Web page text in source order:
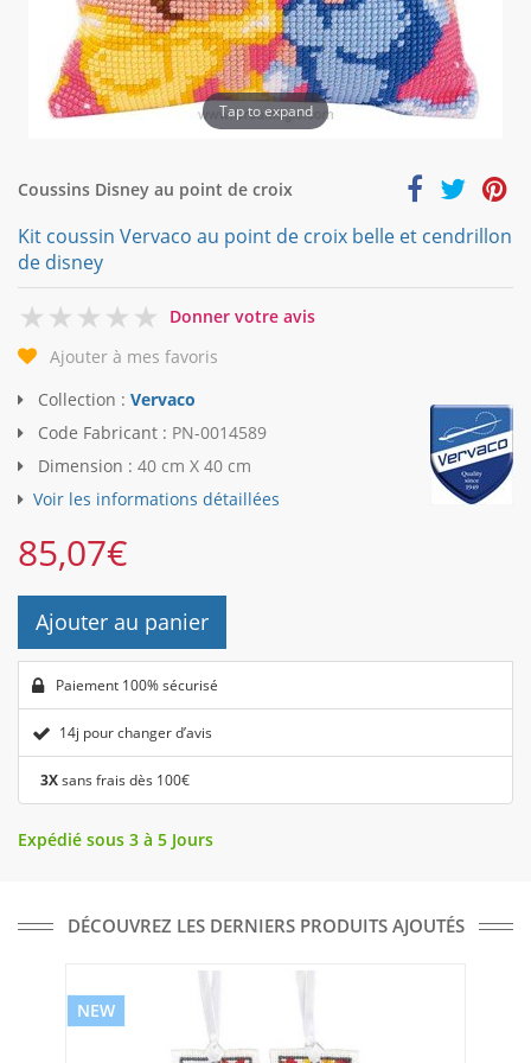
Tap to expand
Coussins Disney au point de croix
Kit coussin Vervaco au point de croix belle et cendrillon
de disney
0
Donner votre avis
Ajouter à mes favoris
Collection : Vervaco
Code Fabricant : PN-0014589
Dimension : 40 cm X 40 cm
Voir les informations détaillées
85,07€
Ajouter au panier
Paiement 100% sécurisé
14j pour changer d’avis
3Xsans frais dès 100€
Expédié sous 3 à 5 Jours
DÉCOUVREZ LES DERNIERS PRODUITS AJOUTÉS
NEW